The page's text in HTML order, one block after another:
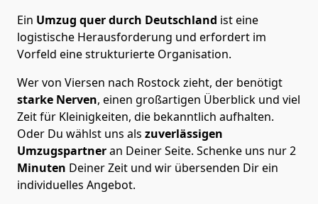
Ein Umzug quer durch Deutschland ist eine
logistische Herausforderung und erfordert im
Vorfeld eine strukturierte Organisation.
Wer von Viersen nach Rostock zieht, der benötigt
starke Nerven, einen großartigen Überblick und viel
Zeit für Kleinigkeiten, die bekanntlich aufhalten.
Oder Du wählst uns als zuverlässigen
Umzugspartneran Deiner Seite. Schenke uns nur2
Minuten Deiner Zeit und wir übersenden Dir ein
individuelles Angebot.